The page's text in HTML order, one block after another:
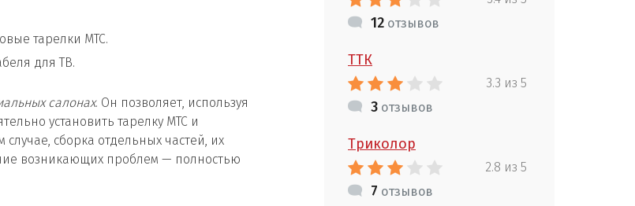
тарелки МТС.
для ТВ.
салонах. Он позволяет, используя
установить тарелку МТС и
сборка отдельных частей, их
возникающих проблем — полностью
12 отзывов
ТТК
3.3 из 5
3 отзывов
Триколор
2.8 из 5
7 отзывов